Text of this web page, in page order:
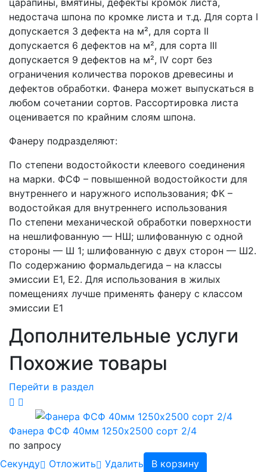
царапины, вмятины, дефекты кромок листа,
недостача шпона по кромке листа и т.д. Для сорта I
допускается 3 дефекта на м², для сорта II
допускается 6 дефектов на м², для сорта III
допускается 9 дефектов на м², IV сорт без
ограничения количества пороков древесины и
дефектов обработки. Фанера может выпускаться в
любом сочетании сортов. Рассортировка листа
оценивается по крайним слоям шпона.
Фанеру подразделяют:
По степени водостойкости клеевого соединения
на марки. ФСФ – повышенной водостойкости для
внутреннего и наружного использования; ФК –
водостойкая для внутреннего использования
По степени механической обработки поверхности
на нешлифованную — НШ; шлифованную с одной
стороны — Ш 1; шлифованную с двух сторон — Ш2.
По содержанию формальдегида – на классы
эмиссии Е1, Е2. Для использования в жилых
помещениях лучше применять фанеру с классом
эмиссии Е1
Дополнительные услуги
Похожие товары
Перейти в раздел
Фанера ФСФ 40мм 1250х2500 сорт 2/4
по запросу
Cекунду
Отложить Удалить В корзину